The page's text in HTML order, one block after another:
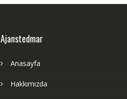
Ajanstedmar
Anasayfa
Hakkımızda